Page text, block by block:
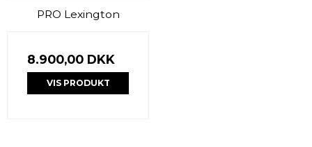
PRO Lexington
8.900,00 DKK
VIS PRODUKT